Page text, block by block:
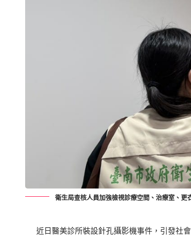
衛生局查核人員加強檢視診療空間、治療室、更
近日醫美診所裝設針孔攝影機事件，引發社